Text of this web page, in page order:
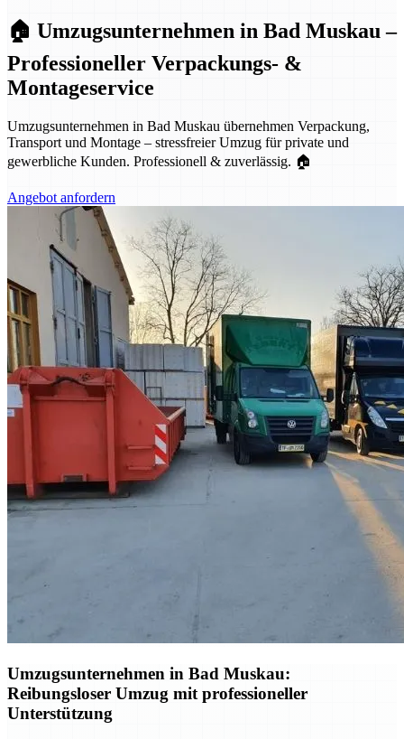
🏠 Umzugsunternehmen in Bad Muskau –
Professioneller Verpackungs- &
Montageservice
Umzugsunternehmen in Bad Muskau übernehmen Verpackung,
Transport und Montage – stressfreier Umzug für private und
gewerbliche Kunden. Professionell & zuverlässig. 🏠
Angebot anfordern
Umzugsunternehmen in Bad Muskau:
Reibungsloser Umzug mit professioneller
Unterstützung